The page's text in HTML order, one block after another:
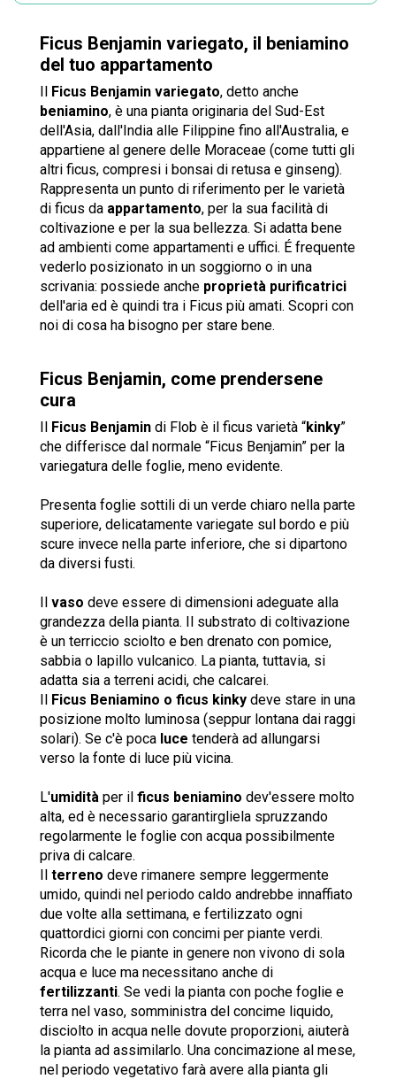
Ficus Benjamin variegato, il beniamino
del tuo appartamento
Il Ficus Benjamin variegato, detto anche
beniamino, è una pianta originaria del Sud-Est
dell'Asia, dall'India alle Filippine fino all'Australia, e
appartiene al genere delle Moraceae (come tutti gli
altri ficus, compresi i bonsai di retusa e ginseng).
Rappresenta un punto di riferimento per le varietà
di ficus da appartamento, per la sua facilità di
coltivazione e per la sua bellezza. Si adatta bene
ad ambienti come appartamenti e uffici. É frequente
vederlo posizionato in un soggiorno o in una
scrivania: possiede anche proprietà purificatrici
dell'aria ed è quindi tra i Ficus più amati. Scopri con
noi di cosa ha bisogno per stare bene.
Ficus Benjamin, come prendersene
cura
Il Ficus Benjamin di Flob è il ficus varietà “kinky”
che differisce dal normale “Ficus Benjamin” per la
variegatura delle foglie, meno evidente.
Presenta foglie sottili di un verde chiaro nella parte
superiore, delicatamente variegate sul bordo e più
scure invece nella parte inferiore, che si dipartono
da diversi fusti.
Il vaso deve essere di dimensioni adeguate alla
grandezza della pianta. Il substrato di coltivazione
è un terriccio sciolto e ben drenato con pomice,
sabbia o lapillo vulcanico. La pianta, tuttavia, si
adatta sia a terreni acidi, che calcarei.
Il Ficus Beniamino o ficus kinky deve stare in una
posizione molto luminosa (seppur lontana dai raggi
solari). Se c'è poca luce tenderà ad allungarsi
verso la fonte di luce più vicina.
L'umidità per il ficus beniamino dev'essere molto
alta, ed è necessario garantirgliela spruzzando
regolarmente le foglie con acqua possibilmente
priva di calcare.
Il terreno deve rimanere sempre leggermente
umido, quindi nel periodo caldo andrebbe innaffiato
due volte alla settimana, e fertilizzato ogni
quattordici giorni con concimi per piante verdi.
Ricorda che le piante in genere non vivono di sola
acqua e luce ma necessitano anche di
fertilizzanti. Se vedi la pianta con poche foglie e
terra nel vaso, somministra del concime liquido,
disciolto in acqua nelle dovute proporzioni, aiuterà
la pianta ad assimilarlo. Una concimazione al mese,
nel periodo vegetativo farà avere alla pianta gli